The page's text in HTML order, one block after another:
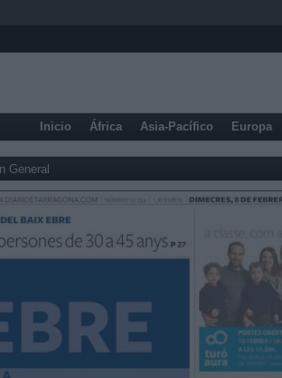
Inicio África Asia-Pacífico Europa
General